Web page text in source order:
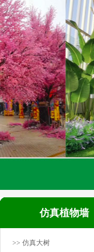
仿真植物墙
>> 仿真大树